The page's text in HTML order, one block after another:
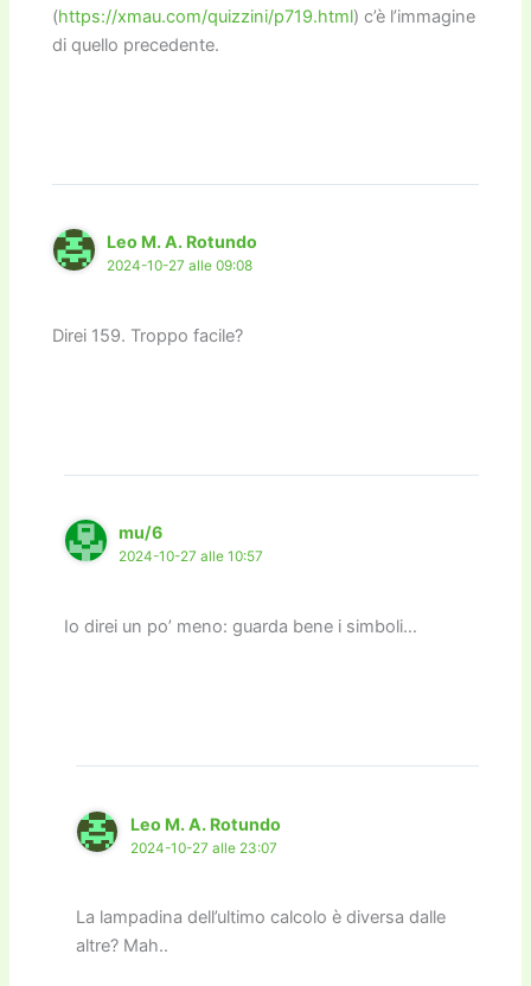
(https://xmau.com/quizzini/p719.html) c’è l’immagine
di quello precedente.
Leo M. A. Rotundo
2024-10-27 alle 09:08
Direi 159. Troppo facile?
mu/6
2024-10-27 alle 10:57
Io direi un po’ meno: guarda bene i simboli…
Leo M. A. Rotundo
2024-10-27 alle 23:07
La lampadina dell’ultimo calcolo è diversa dalle
altre? Mah..